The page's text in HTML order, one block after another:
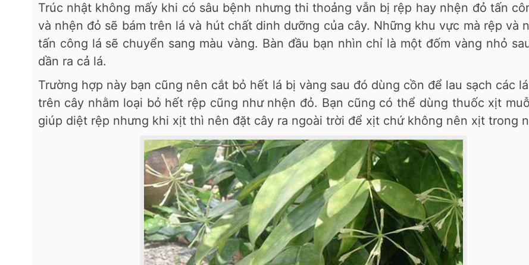
Trúc nhật không mấy khi có sâu bệnh nhưng thi thoảng vẫn bị rệp hay nhện đỏ tấn
và nhện đỏ sẽ bám trên lá và hút chất dinh dưỡng của cây. Những khu vực mà rệp và
tấn công lá sẽ chuyển sang màu vàng. Bàn đầu bạn nhìn chỉ là một đốm vàng nhỏ
dần ra cả lá.
Trường hợp này bạn cũng nên cắt bỏ hết lá bị vàng sau đó dùng cồn để lau sạch các
trên cây nhằm loại bỏ hết rệp cũng như nhện đỏ. Bạn cũng có thể dùng thuốc xịt
giúp diệt rệp nhưng khi xịt thì nên đặt cây ra ngoài trời để xịt chứ không nên xịt trong